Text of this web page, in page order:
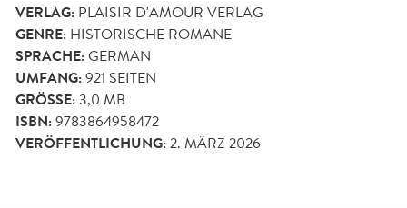
VERLAG: PLAISIR D'AMOUR VERLAG
GENRE: HISTORISCHE ROMANE
SPRACHE:GERMAN
UMFANG:921 SEITEN
GRÖSSE: 3,0 MB
ISBN:9783864958472
VERÖFFENTLICHUNG:2. MÄRZ 2026